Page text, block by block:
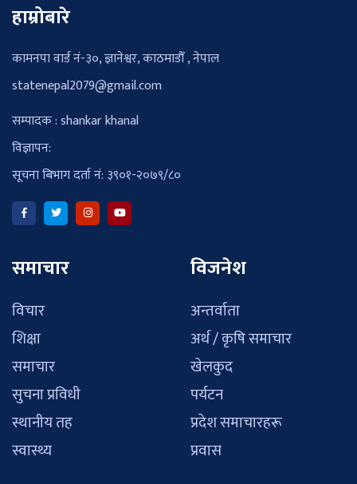
हाम्रोबारे
कामनपा वार्ड नं-३०, ज्ञानेश्वर, काठमाडौँ , नेपाल
statenepal2079@gmail.com
सम्पादक : shankar khanal
विज्ञापन:
सूचना बिभाग दर्ता नं: ३९०१-२०७९/८०
समाचार
विचार
शिक्षा
समाचार
सुचना प्रविधी
स्थानीय तह
स्वास्थ्य
विजनेश
अन्तर्वाता
अर्थ / कृषि समाचार
खेलकुद
पर्यटन
प्रदेश समाचारहरू
प्रवास